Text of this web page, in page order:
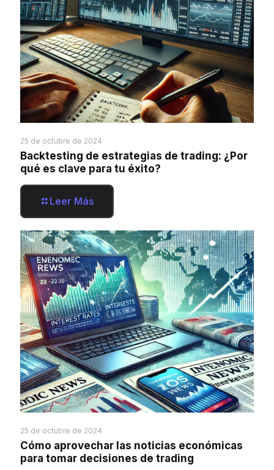
25 de octubre de 2024
Backtesting de estrategias de trading: ¿Por
qué es clave para tu éxito?
Leer Más
25 de octubre de 2024
Cómo aprovechar las noticias económicas
para tomar decisiones de trading